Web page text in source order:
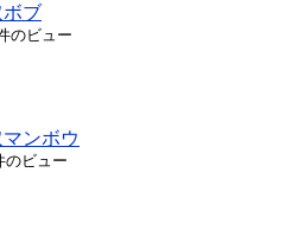
ボブ
のビュー
ンボウ
のビュー